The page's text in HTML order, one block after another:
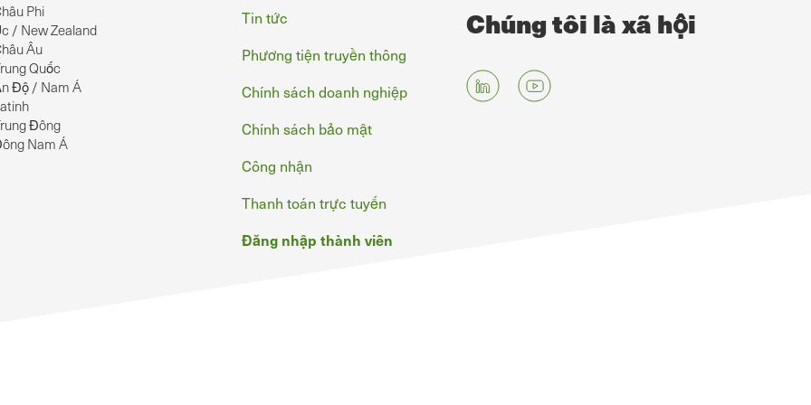
Phi
/ New Zealand
Âu
Quốc
Độ / Nam Á
Đông
Nam Á
Tin tức
Phương tiện truyền thông
Chính sách doanh nghiệp
Chính sách bảo mật
Công nhận
Thanh toán trực tuyến
Đăng nhập thành viên
Chúng tôi là xã hội